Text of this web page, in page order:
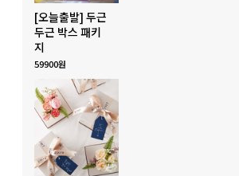
[오늘출발] 두근
두근 박스 패키
지
59900원